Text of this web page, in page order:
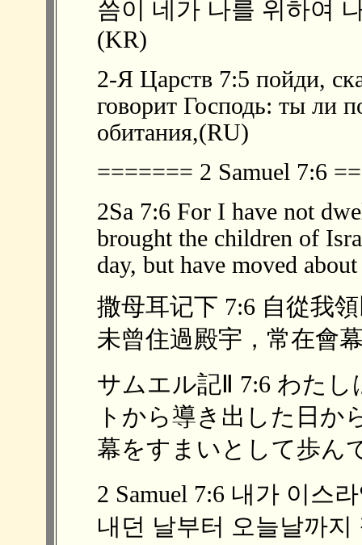
씀이 네가 나를 위하여
(KR)
2-Я Царств 7:5 пойди,
говорит Господь: ты ли
обитания,(RU)
======= 2 Samuel 7:6
2Sa 7:6 For I have not
brought the children of
day, but have moved
撒母耳记下 7:6 自從我
未曾住過殿宇，常在會
サムエル記Ⅱ 7:6 わた
トから導き出した日か
幕をすまいとして歩ん
2 Samuel 7:6 내가 이스
내던 날부터 오늘날까